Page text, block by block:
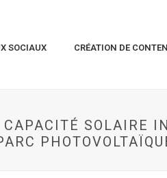
SOCIAUX CRÉATION DE
SOLAIRE